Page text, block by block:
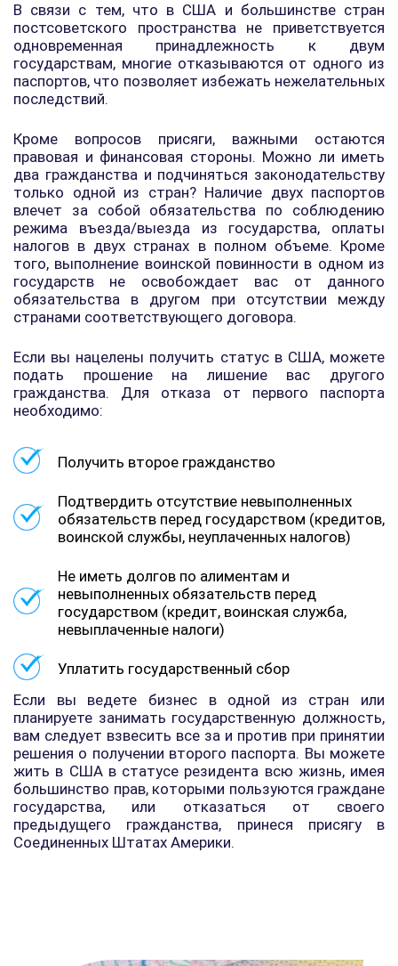
В связи с тем, что в США и большинстве стран
постсоветского пространства не приветствуется
одновременная принадлежность к двум
государствам, многие отказываются от одного из
паспортов, что позволяет избежать нежелательных
последствий.
Кроме вопросов присяги, важными остаются
правовая и финансовая стороны. Можно ли иметь
два гражданства и подчиняться законодательству
только одной из стран? Наличие двух паспортов
влечет за собой обязательства по соблюдению
режима въезда/выезда из государства, оплаты
налогов в двух странах в полном объеме. Кроме
того, выполнение воинской повинности в одном из
государств не освобождает вас от данного
обязательства в другом при отсутствии между
странами соответствующего договора.
Если вы нацелены получить статус в США, можете
подать прошение на лишение вас другого
гражданства. Для отказа от первого паспорта
необходимо:
Получить второе гражданство
Подтвердить отсутствие невыполненных
обязательств перед государством (кредитов,
воинской службы, неуплаченных налогов)
Не иметь долгов по алиментам и
невыполненных обязательств перед
государством (кредит, воинская служба,
невыплаченные налоги)
Уплатить государственный сбор
Если вы ведете бизнес в одной из стран или
планируете занимать государственную должность,
вам следует взвесить все за и против при принятии
решения о получении второго паспорта. Вы можете
жить в США в статусе резидента всю жизнь, имея
большинство прав, которыми пользуются граждане
государства, или отказаться от своего
предыдущего гражданства, принеся присягу в
Соединенных Штатах Америки.